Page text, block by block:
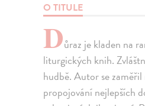
O TITULE
Důraz je kladen na
liturgických knih.
hudbě. Autor se
propojování nejlepších